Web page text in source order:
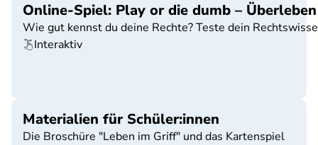
Online-Spiel: Play or die dumb –
Wie gut kennst du deine Rechte? Teste dein
Interaktiv
Materialien für Schüler:innen
Die Broschüre "Leben im Griff" und das Kartenspiel